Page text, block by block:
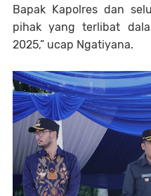
Bapak Kapolres dan
pihak yang terlibat
2025,” ucap Ngatiyana.